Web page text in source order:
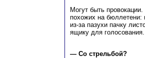
Могут быть
похожих на бюллетени:
из-за пазухи пачку
ящику для
— Со стрельбой?